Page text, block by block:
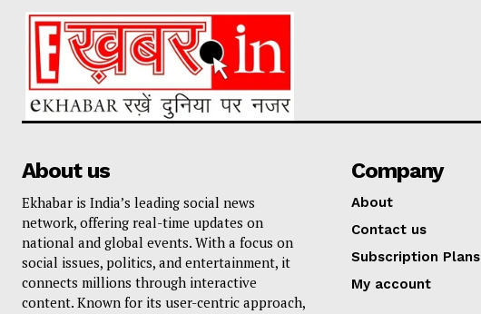
About us
Ekhabar is India’s leading social news
network, offering real-time updates on
national and global events. With a focus on
social issues, politics, and entertainment, it
connects millions through interactive
content. Known for its user-centric approach,
Company
About
Contact us
Subscription Plans
My account